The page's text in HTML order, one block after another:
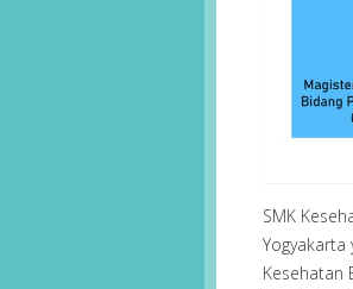
SMK
Yogyakarta
Kesehatan